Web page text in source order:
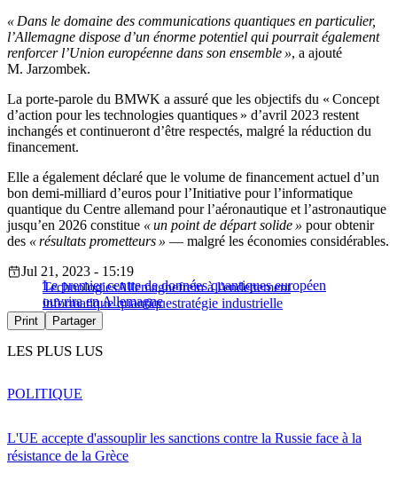
« Dans le domaine des communications quantiques en particulier,
l’Allemagne dispose d’un énorme potentiel qui pourrait également
renforcer l’Union européenne dans son ensemble », a ajouté
M. Jarzombek.
La porte-parole du BMWK a assuré que les objectifs du « Concept
d’action pour les technologies quantiques » d’avril 2023 restent
inchangés et continueront d’être respectés, malgré la réduction du
financement.
Elle a également déclaré que le volume de financement actuel d’un
bon demi-milliard d’euros pour l’Initiative pour l’informatique
quantique du Centre allemand pour l’aéronautique et l’astronautique
jusqu’en 2026 constitue « un point de départ solide » pour obtenir
des « résultats prometteurs » — malgré les économies considérables.
Le premier centre de données quantiques européen
ouvrira en Allemagne
Jul 21, 2023 - 15:19
TechnologiesAllemagnefrein à l'endettement
informatique quantiquestratégie industrielle
Print Partager
LES PLUS LUS
L'UE accepte d'assouplir les sanctions contre la Russie face à la
résistance de la Grèce
POLITIQUE